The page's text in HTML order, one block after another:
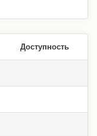
Доступность